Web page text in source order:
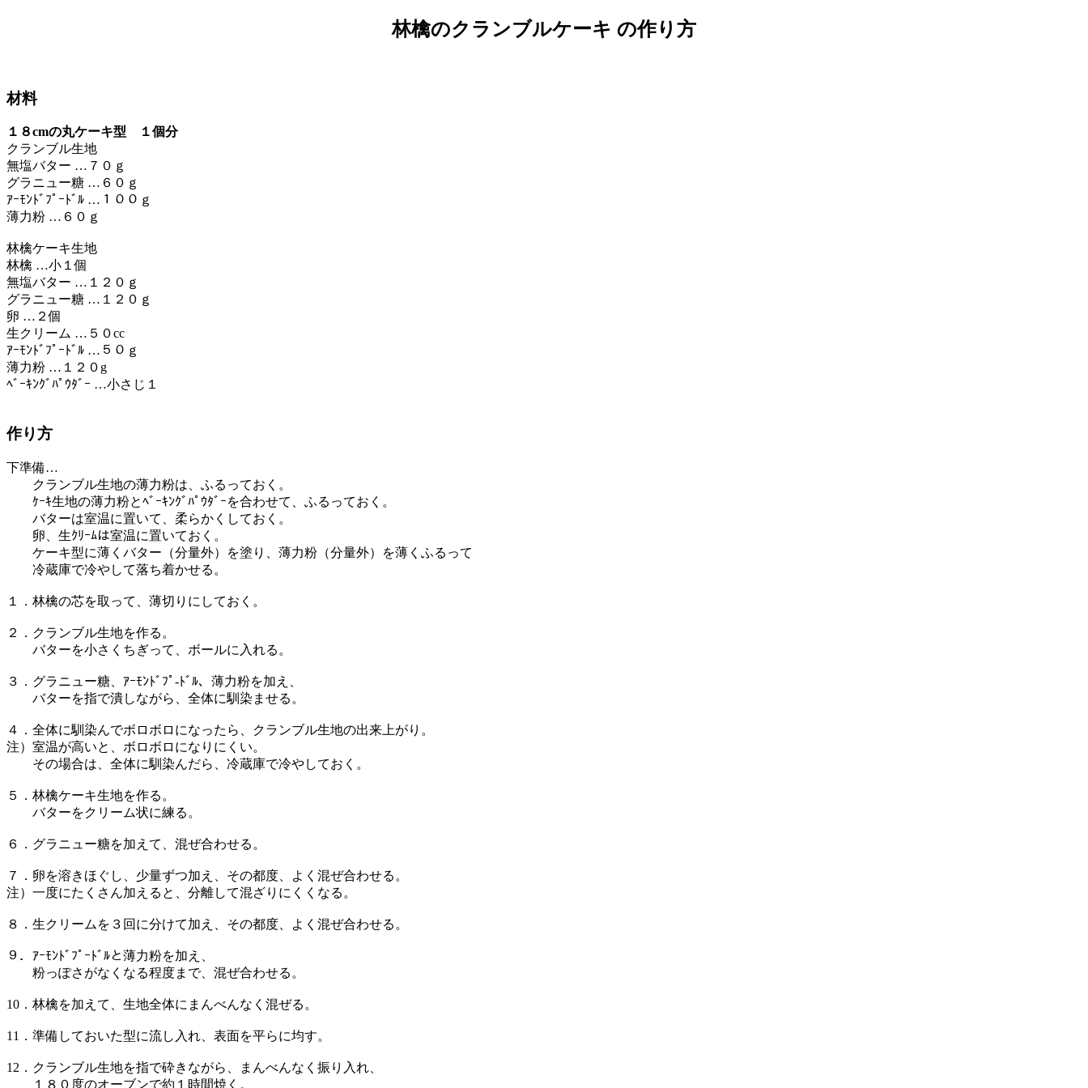
林檎のクランブルケーキ の作り方
材料
１８cmの丸ケーキ型 １個分
クランブル生地
無塩バター …７０ｇ
グラニュー糖 …６０ｇ
ｱｰﾓﾝﾄﾞﾌﾟｰﾄﾞﾙ …１００ｇ
薄力粉 …６０ｇ
林檎ケーキ生地
林檎 …小１個
無塩バター …１２０ｇ
グラニュー糖 …１２０ｇ
卵 …２個
生クリーム …５０cc
ｱｰﾓﾝﾄﾞﾌﾟｰﾄﾞﾙ …５０ｇ
薄力粉 …１２０g
ﾍﾞｰｷﾝｸﾞﾊﾟｳﾀﾞｰ …小さじ１
作り方
下準備…
クランブル生地の薄力粉は、ふるっておく。
ｹｰｷ生地の薄力粉とﾍﾞｰｷﾝｸﾞﾊﾟｳﾀﾞｰを合わせて、ふるっておく。
バターは室温に置いて、柔らかくしておく。
卵、生ｸﾘｰﾑは室温に置いておく。
ケーキ型に薄くバター（分量外）を塗り、薄力粉（分量外）を薄くふるって
冷蔵庫で冷やして落ち着かせる。
１．林檎の芯を取って、薄切りにしておく。
２．クランブル生地を作る。
バターを小さくちぎって、ボールに入れる。
３．グラニュー糖、ｱｰﾓﾝﾄﾞﾌﾟ-ﾄﾞﾙ、薄力粉を加え、
バターを指で潰しながら、全体に馴染ませる。
４．全体に馴染んでボロボロになったら、クランブル生地の出来上がり。
注）室温が高いと、ボロボロになりにくい。
その場合は、全体に馴染んだら、冷蔵庫で冷やしておく。
５．林檎ケーキ生地を作る。
バターをクリーム状に練る。
６．グラニュー糖を加えて、混ぜ合わせる。
７．卵を溶きほぐし、少量ずつ加え、その都度、よく混ぜ合わせる。
注）一度にたくさん加えると、分離して混ざりにくくなる。
８．生クリームを３回に分けて加え、その都度、よく混ぜ合わせる。
９．ｱｰﾓﾝﾄﾞﾌﾟｰﾄﾞﾙと薄力粉を加え、
粉っぽさがなくなる程度まで、混ぜ合わせる。
10．林檎を加えて、生地全体にまんべんなく混ぜる。
11．準備しておいた型に流し入れ、表面を平らに均す。
12．クランブル生地を指で砕きながら、まんべんなく振り入れ、
１８０度のオーブンで約１時間焼く。